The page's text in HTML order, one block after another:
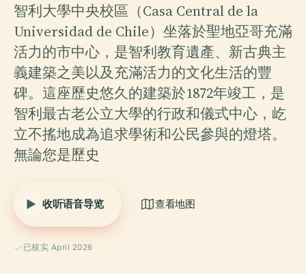
智利大學中央校區（Casa Central de la
Universidad de Chile）坐落於聖地亞哥充滿
活力的市中心，是智利教育遺產、新古典主
義建築之美以及充滿活力的文化生活的豐
碑。這座歷史悠久的建築於1872年竣工，是
智利最古老公立大學的行政和儀式中心，屹
立不搖地成為追求學術和公民參與的燈塔。
無論您是歷史
收听语音导览 查看地图
已核实 April 2026